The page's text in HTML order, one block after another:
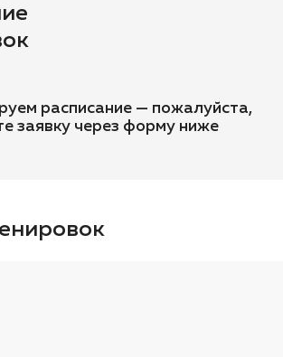
расписание — пожалуйста,
заявку через форму ниже